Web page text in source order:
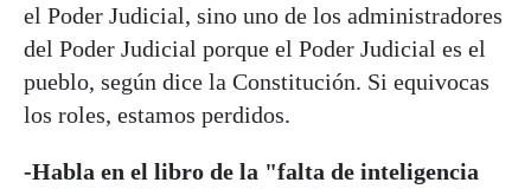
el Poder Judicial, sino uno de los administradores
del Poder Judicial porque el Poder Judicial es el
pueblo, según dice la Constitución. Si equivocas
los roles, estamos perdidos.
-Habla en el libro de la "falta de inteligencia